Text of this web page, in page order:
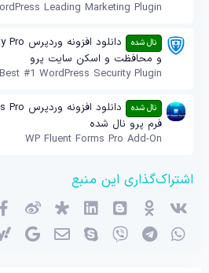
Leading Marketing Plugin
نال شده
و محافظت و اسکن سایت پرو
#1 WordPress Security Plugin
نال شده
فرم پرو نال شده
WP Fluent Forms Pro Add-On
اشتراک‌گذاری این منبع
وی‌کی اوکی (OK) بلاگر لینکدین دیاسپورا ویبو
واتساپ
تلگرام وایبر اسکایپ ایمیل گوگل